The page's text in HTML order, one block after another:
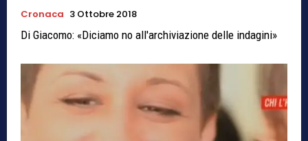
Cronaca 3 Ottobre 2018
Di Giacomo: «Diciamo no all'archiviazione delle indagini»